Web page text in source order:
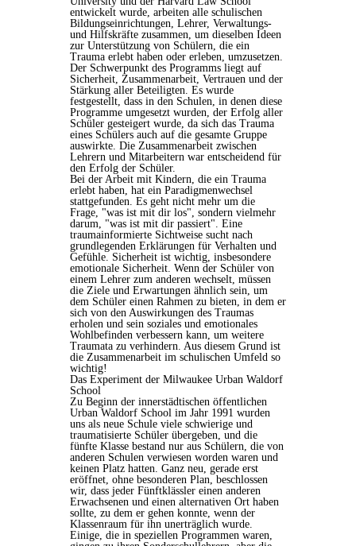
entwickelt wurde, arbeiten alle schulischen
Bildungseinrichtungen, Lehrer, Verwaltungs-
und Hilfskräfte zusammen, um dieselben Ideen
zur Unterstützung von Schülern, die ein
Trauma erlebt haben oder erleben, umzusetzen.
Der Schwerpunkt des Programms liegt auf
Sicherheit, Zusammenarbeit, Vertrauen und der
Stärkung aller Beteiligten. Es wurde
festgestellt, dass in den Schulen, in denen diese
Programme umgesetzt wurden, der Erfolg aller
Schüler gesteigert wurde, da sich das Trauma
eines Schülers auch auf die gesamte Gruppe
auswirkte. Die Zusammenarbeit zwischen
Lehrern und Mitarbeitern war entscheidend für
den Erfolg der Schüler.
Bei der Arbeit mit Kindern, die ein Trauma
erlebt haben, hat ein Paradigmenwechsel
stattgefunden. Es geht nicht mehr um die
Frage, "was ist mit dir los", sondern vielmehr
darum, "was ist mit dir passiert". Eine
traumainformierte Sichtweise sucht nach
grundlegenden Erklärungen für Verhalten und
Gefühle. Sicherheit ist wichtig, insbesondere
emotionale Sicherheit. Wenn der Schüler von
einem Lehrer zum anderen wechselt, müssen
die Ziele und Erwartungen ähnlich sein, um
dem Schüler einen Rahmen zu bieten, in dem er
sich von den Auswirkungen des Traumas
erholen und sein soziales und emotionales
Wohlbefinden verbessern kann, um weitere
Traumata zu verhindern. Aus diesem Grund ist
die Zusammenarbeit im schulischen Umfeld so
wichtig!
Das Experiment der Milwaukee Urban Waldorf
School
Zu Beginn der innerstädtischen öffentlichen
Urban Waldorf School im Jahr 1991 wurden
uns als neue Schule viele schwierige und
traumatisierte Schüler übergeben, und die
fünfte Klasse bestand nur aus Schülern, die von
anderen Schulen verwiesen worden waren und
keinen Platz hatten. Ganz neu, gerade erst
eröffnet, ohne besonderen Plan, beschlossen
wir, dass jeder Fünftklässler einen anderen
Erwachsenen und einen alternativen Ort haben
sollte, zu dem er gehen konnte, wenn der
Klassenraum für ihn unerträglich wurde.
Einige, die in speziellen Programmen waren,